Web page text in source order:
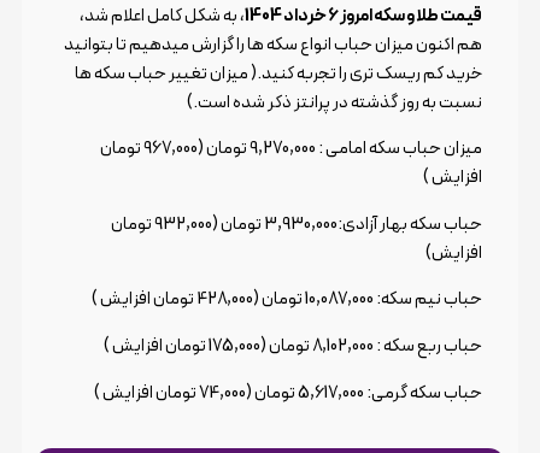
قیمت طلا و سکه امروز 6 خرداد 1404
، به شکل کامل اعلام شد،
هم اکنون میزان حباب انواع سکه ها را گزارش میدهیم تا بتوانید
خرید کم ریسک تری را تجربه کنید.( میزان تغییر حباب سکه ها
نسبت به روز گذشته در پرانتز ذکر شده است.)
میزان حباب سکه امامی : 9,270,000 تومان (967,000 تومان
افزایش )
حباب سکه بهار آزادی:3,930,000 تومان (932,000 تومان
افزایش)
حباب نیم سکه: 10,087,000 تومان (428,000 تومان افزایش )
حباب ربع سکه : 8,102,000 تومان (175,000 تومان افزایش )
حباب سکه گرمی: 5,617,000 تومان (74,000 تومان افزایش )